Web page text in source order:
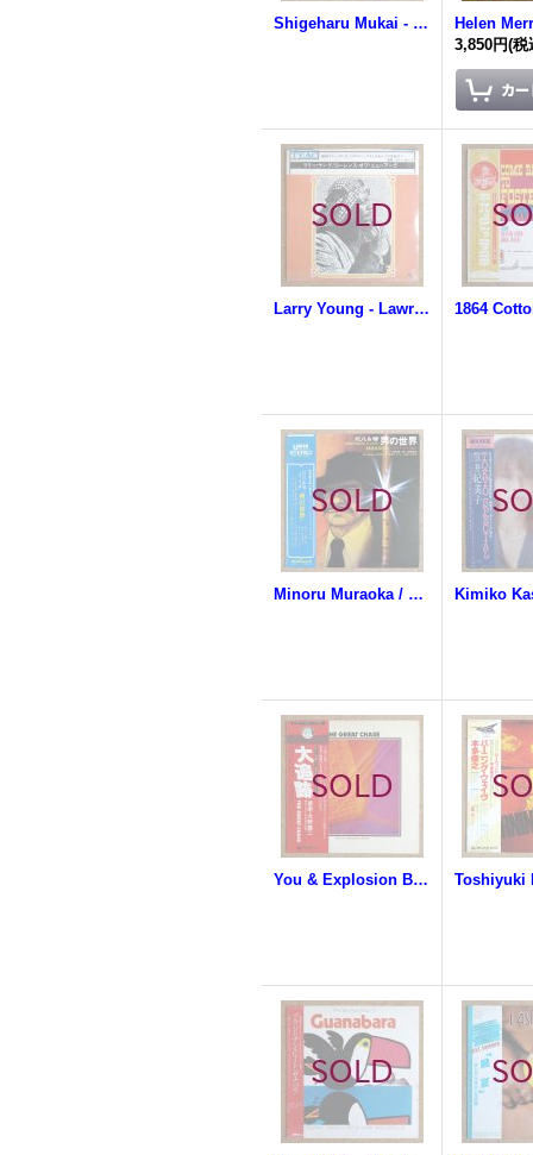
Shigeharu Mukai - Spacing Out
3,850円(税
Larry Young - Lawrence Of Newark
Minoru Muraoka / Tadao Sawai - 尺八 & 琴 "男の世界"
You & Explosion Band - The Great Chase (O.S.T.)